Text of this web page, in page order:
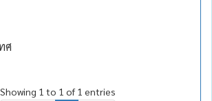
ศ
Showing 1 to 1 of 1 entries